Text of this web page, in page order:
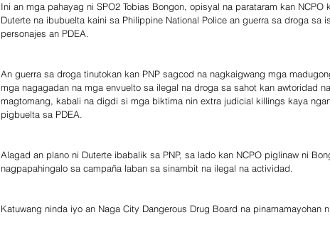
Ini an mga pahayag ni SPO2 Tobias Bongon, opisyal na parataram kan NCPO
Duterte na ibubuelta kaini sa Philippine National Police an guerra sa droga sa
personajes an PDEA.
An guerra sa droga tinutokan kan PNP sagcod na nagkaigwang mga
mga nagagadan na mga envuelto sa ilegal na droga sa sahot kan awtoridad
magtomang, kabali na digdi si mga biktima nin extra judicial killings kaya
pigbuelta sa PDEA.
Alagad an plano ni Duterte ibabalik sa PNP, sa lado kan NCPO piglinaw ni
nagpapahingalo sa campaña laban sa sinambit na ilegal na actividad.
Katuwang ninda iyo an Naga City Dangerous Drug Board na pinamamayohan